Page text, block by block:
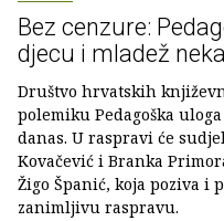
Bez cenzure:
djecu i mladež
Društvo hrvatskih
polemiku Pedagoška
danas. U raspravi će
Kovačević i Branka
Žigo Španić, koja poziva
zanimljivu raspravu.